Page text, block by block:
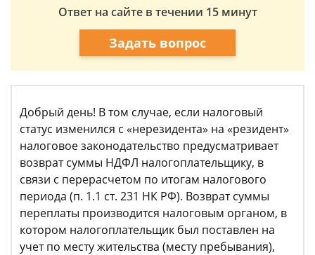
Ответ на сайте в течении 15 минут
Задать вопрос
Добрый день! В том случае, если налоговый
статус изменился с «нерезидента» на «резидент»
налоговое законодательство предусматривает
возврат суммы НДФЛ налогоплательщику, в
связи с перерасчетом по итогам налогового
периода (п. 1.1 ст. 231 НК РФ). Возврат суммы
переплаты производится налоговым органом, в
котором налогоплательщик был поставлен на
учет по месту жительства (месту пребывания),